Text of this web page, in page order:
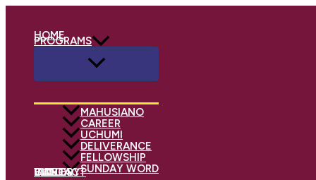
Skip
content
HOME
PROGRAMS
MAHUSIANO
CAREER
UCHUMI
DELIVERANCE
FELLOWSHIP
SUNDAY WORD
BLOG
GALLERY
VIDEOS
CONTACT
Type
Name* Email*